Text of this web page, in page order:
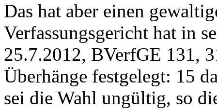
Das hat aber einen
Verfassungsgericht hat in
25.7.2012, BVerfGE 131,
Überhänge festgelegt: 15
sei die Wahl ungültig, so